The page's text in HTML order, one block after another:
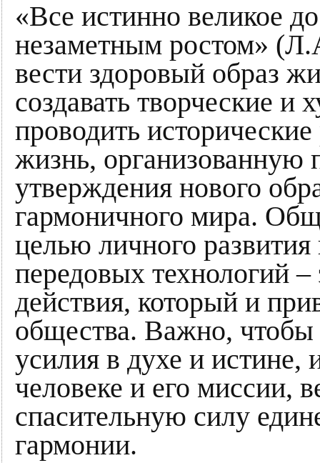
«Все истинно великое
незаметным ростом»
вести здоровый образ
создавать творческие и
проводить
жизнь, организованную
утверждения нового
гармоничного мира.
целью личного
передовых технологий –
действия, который и
общества. Важно,
усилия в духе и истине,
человеке и его миссии,
спасительную силу
гармонии.